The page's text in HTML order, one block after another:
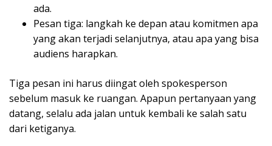
ada.
Pesan tiga: langkah ke depan atau komitmen apa
yang akan terjadi selanjutnya, atau apa yang bisa
audiens harapkan.
Tiga pesan ini harus diingat oleh spokesperson
sebelum masuk ke ruangan. Apapun pertanyaan yang
datang, selalu ada jalan untuk kembali ke salah satu
dari ketiganya.